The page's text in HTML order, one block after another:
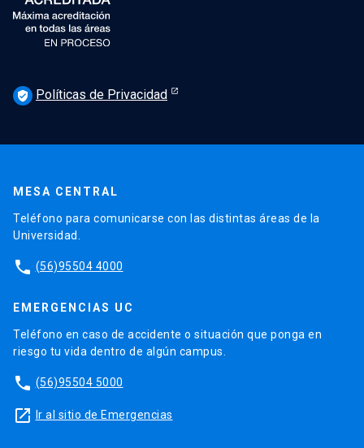
verified_user Políticas de Privacidad
MESA CENTRAL
Teléfono para comunicarse con las distintas áreas de la
Universidad.
phone (56)95504 4000
EMERGENCIAS UC
Teléfono en caso de accidente o situación que ponga en
riesgo tu vida dentro de algún campus.
phone (56)95504 5000
launch Ir al sitio de Emergencias